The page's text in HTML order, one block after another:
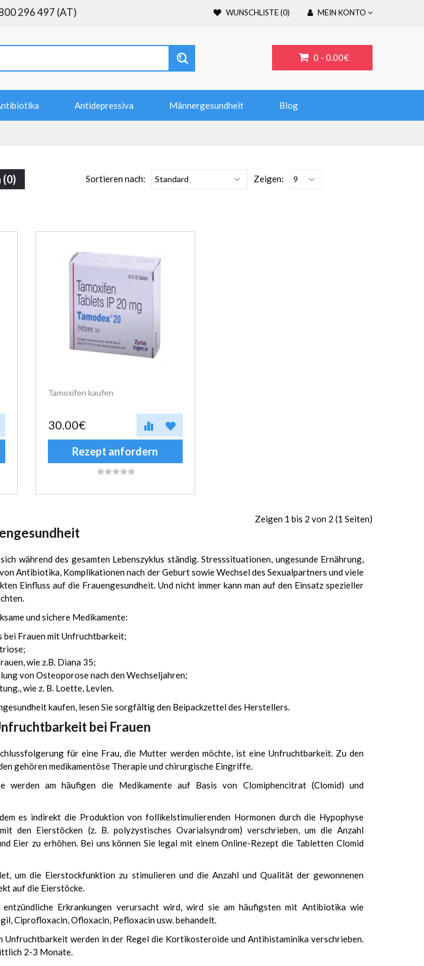
296 497 (AT) WUNSCHLISTE (0) MEIN KONTO
0 - 0.00€
Antidepressiva Männergesundheit Blog
(0) Sortieren nach: Zeigen:
Tamoxifen kaufen
30.00€
Rezept anfordern
Zeigen 1 bis 2 von 2 (1 Seiten)
während des gesamten Lebenszyklus ständig. Stresssituationen, ungesunde Ernährung,
Antibiotika, Komplikationen nach der Geburt sowie Wechsel des Sexualpartners und viele
Einfluss auf die Frauengesundheit. Und nicht immer kann man auf den Einsatz spezieller
und sichere Medikamente:
bei Frauen mit Unfruchtbarkeit;
wie z.B. Diana 35;
von Osteoporose nach den Wechseljahren;
wie z. B. Loette, Levlen.
kaufen, lesen Sie sorgfältig den Beipackzettel des Herstellers.
bei Frauen
für eine Frau, die Mutter werden möchte, ist eine Unfruchtbarkeit. Zu den
gehören medikamentöse Therapie und chirurgische Eingriffe.
werden am häufigen die Medikamente auf Basis von Clomiphencitrat (Clomid) und
es indirekt die Produktion von follikelstimulierenden Hormonen durch die Hypophyse
den Eierstöcken (z. B. polyzystisches Ovarialsyndrom) verschrieben, um die Anzahl
Eier zu erhöhen. Bei uns können Sie legal mit einem Online-Rezept die Tabletten Clomid
um die Eierstockfunktion zu stimulieren und die Anzahl und Qualität der gewonnenen
auf die Eierstöcke.
Erkrankungen verursacht wird, wird sie am häufigsten mit Antibiotika wie
Ciprofloxacin, Ofloxacin, Pefloxacin usw. behandelt.
Unfruchtbarkeit werden in der Regel die Kortikosteroide und Antihistaminika verschrieben.
2-3 Monate.